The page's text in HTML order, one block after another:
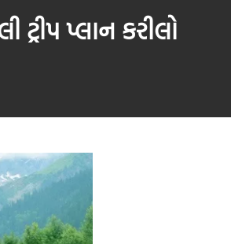
પ્લાન કરીલો